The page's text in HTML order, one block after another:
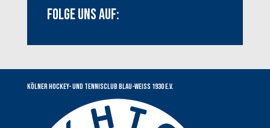
Folge uns auf:
Kölner Hockey- und Tennisclub Blau-Weiss 1930 e.V.